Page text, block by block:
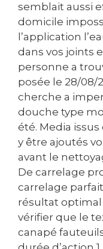
semblait aussi
domicile
l’application
dans vos joints
personne a
posée le 28/08/
cherche a
douche type
été. Media
y être ajoutés
avant le
De carrelage
carrelage
résultat
vérifier que le
canapé